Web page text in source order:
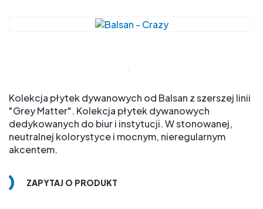
Kolekcja płytek dywanowych od Balsan z szerszej linii
"Grey Matter". Kolekcja płytek dywanowych
dedykowanych do biur i instytucji. W stonowanej,
neutralnej kolorystyce i mocnym, nieregularnym
akcentem.
ZAPYTAJ O PRODUKT